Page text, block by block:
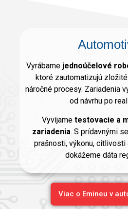
Vyrábame jednoúčelové
ktoré zautomatizujú
náročné procesy. Zariadenia
od návrhu po
Vyvíjame testovacie a
zariadenia. S prídavnými
prašnosti, výkonu, citlivosti
dokážeme dáta
Viac o Emineu v